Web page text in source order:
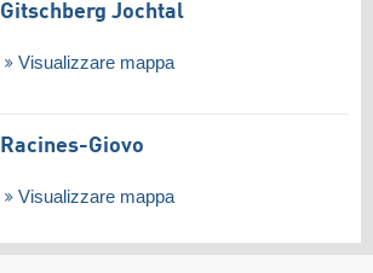
Gitschberg Jochtal
Visualizzare mappa
Racines-Giovo
Visualizzare mappa